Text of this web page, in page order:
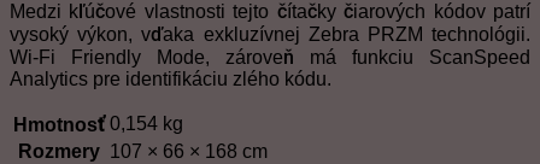
Medzi kľúčové vlastnosti tejto čítačky čiarových kódov patrí
vysoký výkon, vďaka exkluzívnej Zebra PRZM technológii.
Wi-Fi Friendly Mode, zároveň má funkciu ScanSpeed
Analytics pre identifikáciu zlého kódu.
Hmotnosť 0,154 kg
Rozmery 107 × 66 × 168 cm